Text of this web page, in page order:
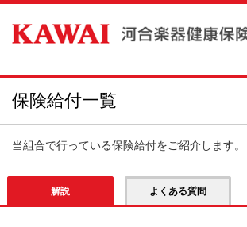
保険給付一覧
当組合で行っている保険給付をご紹介します。
解説 よくある質問